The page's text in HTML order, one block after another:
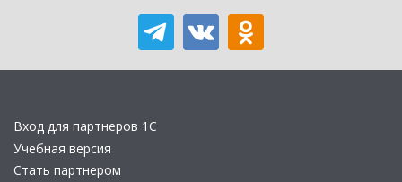
Вход для партнеров 1С
Учебная версия
Стать партнером